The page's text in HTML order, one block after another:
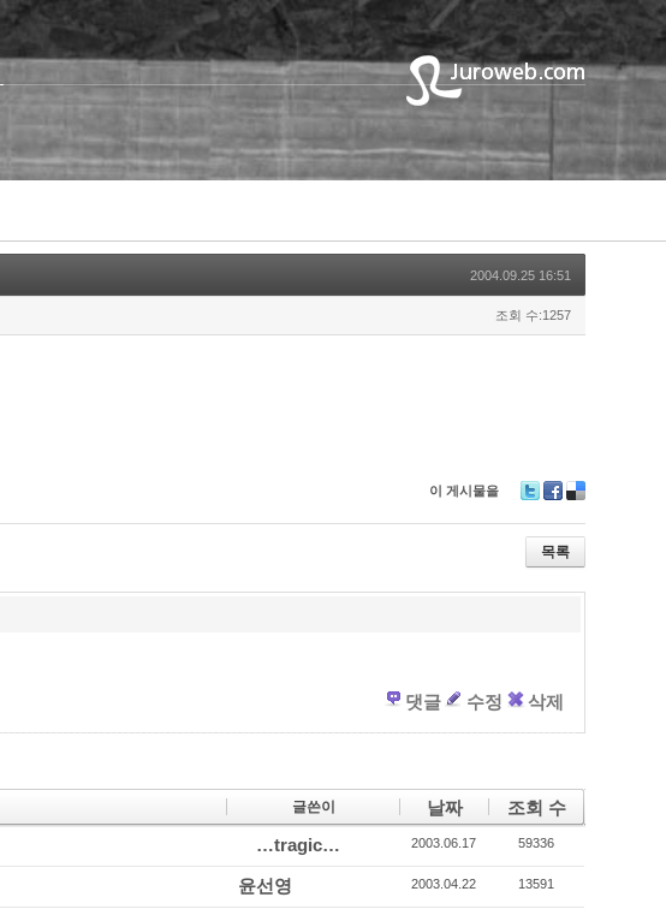
2004.09.25 16:51
조회 수:1257
이 게시물을
wi
er
ac
e
b
eli
ci
o
목록
댓글 수정 삭제
글쓴이 날짜 조회 수
…tragic… 2003.06.17 59336
윤선영 2003.04.22 13591